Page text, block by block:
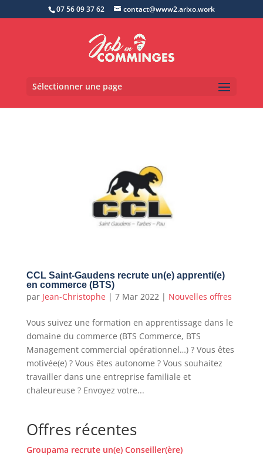
07 56 09 37 62 contact@www2.arixo.work
Sélectionner une page
CCL Saint-Gaudens recrute un(e) apprenti(e)
en commerce (BTS)
par Jean-Christophe | 7 Mar 2022| Nouvelles offres
Vous suivez une formation en apprentissage dans le
domaine du commerce (BTS Commerce, BTS
Management commercial opérationnel…) ? Vous êtes
motivée(e) ? Vous êtes autonome ? Vous souhaitez
travailler dans une entreprise familiale et
chaleureuse ? Envoyez votre...
Offres récentes
Groupama recrute un(e) Conseiller(ère)